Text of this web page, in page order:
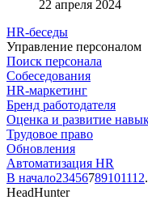
22 апреля 2024
HR-беседы
Управление персоналом
Поиск персонала
Собеседования
HR-маркетинг
Бренд работодателя
Оценка и развитие
Трудовое право
Обновления
Автоматизация HR
В начало23456789101112
HeadHunter